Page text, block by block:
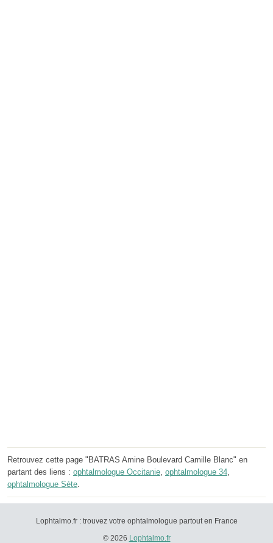
Retrouvez cette page "BATRAS Amine Boulevard Camille Blanc" en
partant des liens : ophtalmologue Occitanie, ophtalmologue 34,
ophtalmologue Sète.
Lophtalmo.fr : trouvez votre ophtalmologue partout en France
© 2026 Lophtalmo.fr